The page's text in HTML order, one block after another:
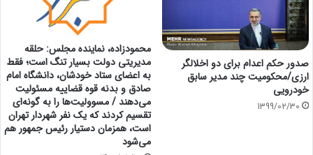
صدور حکم اعدام برای دو اخلالگر
ارزی/محکومیت چند مدیر سابق
خودرویی
1399/02/30
محمودزاده، نماینده مجلس: حلقه
مدیریتی دولت بسیار تنگ است؛ فقط
به اعضای ستاد خودشان، دانشگاه امام
صادق و بدنه قوه قضاییه مسئولیت
می‌‍‌دهند / مسوولیت‌ها را به گونه‌ای
تقسیم کردند که یک نفر شهردار تهران
است، همزمان دستیار رئیس جمهور هم
می‌شود